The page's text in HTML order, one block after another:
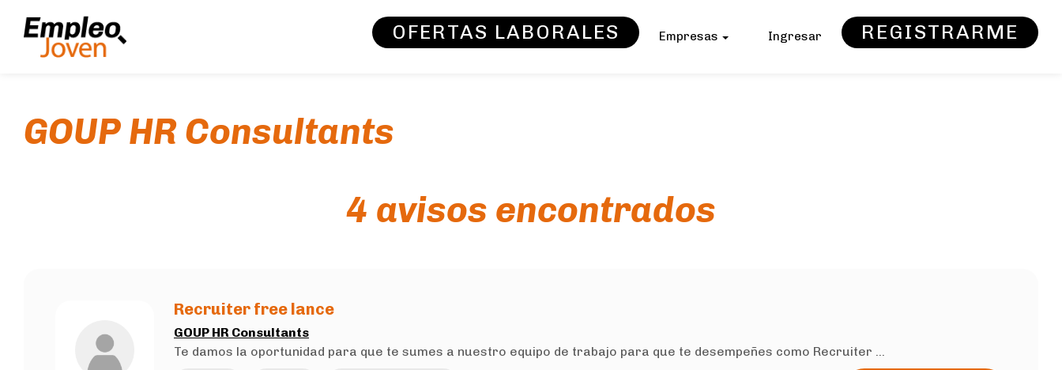
OFERTAS LABORALES Empresas Ingresar REGISTRARME
GOUP HR Consultants
4 avisos encontrados
Recruiter free lance
GOUP HR Consultants
Te damos la oportunidad para que te sumes a nuestro equipo de trabajo para que te desempeñes como Recruiter ...